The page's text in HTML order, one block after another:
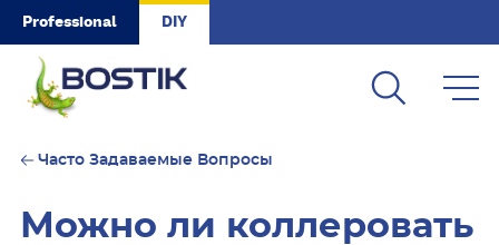
Skip to main content
Professional DIY
Часто Задаваемые Вопросы
Можно ли коллеровать